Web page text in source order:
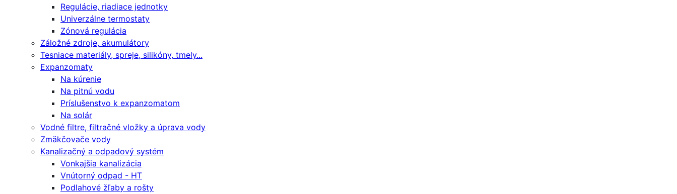
Regulácie, riadiace jednotky
Univerzálne termostaty
Zónová regulácia
Záložné zdroje, akumulátory
Tesniace materiály, spreje, silikóny, tmely...
Expanzomaty
Na kúrenie
Na pitnú vodu
Príslušenstvo k expanzomatom
Na solár
Vodné filtre, filtračné vložky a úprava vody
Zmäkčovače vody
Kanalizačný a odpadový systém
Vonkajšia kanalizácia
Vnútorný odpad - HT
Podlahové žľaby a rošty